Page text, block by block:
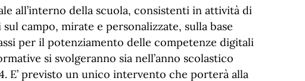
all’interno della scuola, consistenti in attività di
campo, mirate e personalizzate, sulla base
per il potenziamento delle competenze digitali
si svolgeranno sia nell’anno scolastico
E’ previsto un unico intervento che porterà alla